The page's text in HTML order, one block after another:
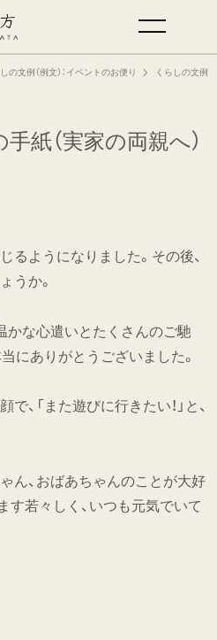
の文例（例文）：イベントのお便り くらしの文例（
手紙（実家の両親へ）
るようになりました。その後、
うか。
かな心遣いとたくさんのご馳
にありがとうございました。
、「また遊びに行きたい！」と、
ん、おばあちゃんのことが大好
す若々しく、いつも元気でいて